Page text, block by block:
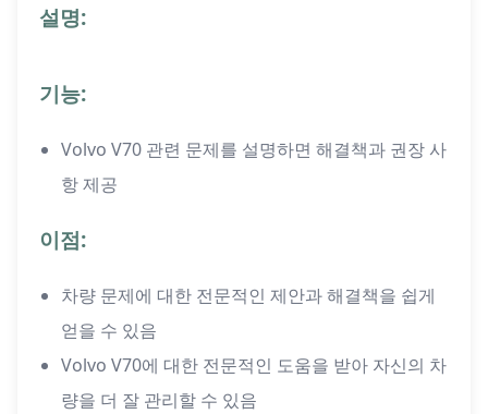
설명:
기능:
Volvo V70 관련 문제를 설명하면 해결책과 권장 사
항 제공
이점:
차량 문제에 대한 전문적인 제안과 해결책을 쉽게
얻을 수 있음
Volvo V70에 대한 전문적인 도움을 받아 자신의 차
량을 더 잘 관리할 수 있음